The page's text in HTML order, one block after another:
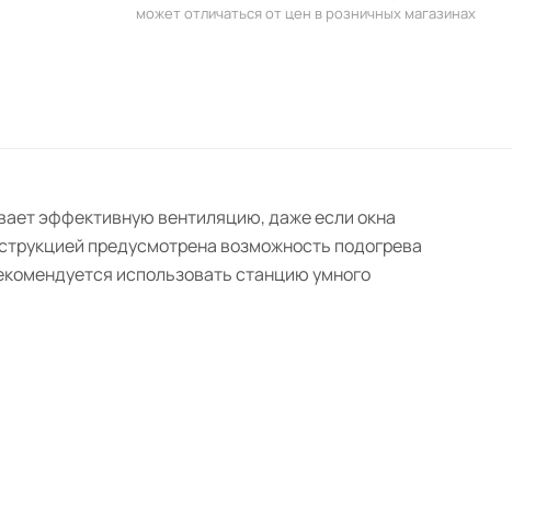
может отличаться от цен в розничных магазинах
эффективную вентиляцию, даже если окна
предусмотрена возможность подогрева
использовать станцию умного